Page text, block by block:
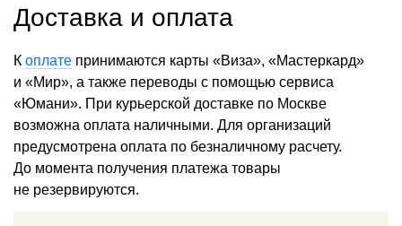
Доставка и оплата
К оплате принимаются карты «Виза», «Мастеркард»
и «Мир», а также переводы с помощью сервиса
«Юмани». При курьерской доставке по Москве
возможна оплата наличными. Для организаций
предусмотрена оплата по безналичному расчету.
До момента получения платежа товары
не резервируются.